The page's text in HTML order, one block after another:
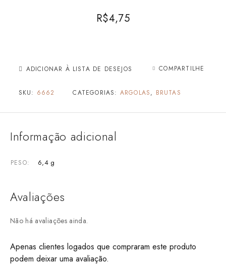
R$4,75
ADICIONAR À LISTA DE DESEJOS COMPARTILHE
SKU: 6662 CATEGORIAS: ARGOLAS, BRUTAS
Informação adicional
PESO 6,4 g
Avaliações
Não há avaliações ainda.
Apenas clientes logados que compraram este produto
podem deixar uma avaliação.